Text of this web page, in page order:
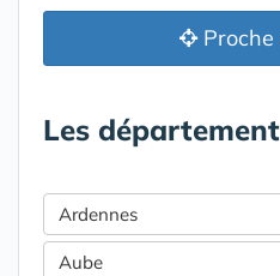
Proche
Les
Ardennes
Aube